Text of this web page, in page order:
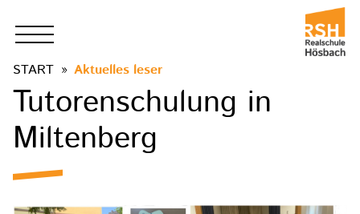
START Aktuelles leser
Tutorenschulung in
Miltenberg